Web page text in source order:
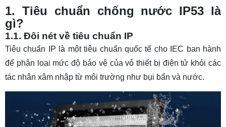
2.2. Một số đèn Led đạt chuẩn IP53
3. Tiêu chuẩn chống nước của điện thoại
3.1. Tiêu chuẩn chống nước của điện thoại
3.2. Một số điện thoại đạt IP53
1. Tiêu chuẩn chống nước IP53 là
gì?
1.1. Đôi nét về tiêu chuẩn IP
Tiêu chuẩn IP là một tiêu chuẩn quốc tế cho IEC ban hành
để phân loại mức độ bảo vệ của vỏ thiết bị điện tử khỏi các
tác nhân xâm nhập từ môi trường như bụi bẩn và nước.